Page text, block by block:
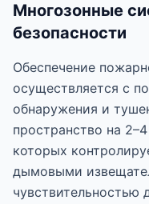
Многозонные
безопасности
Обеспечение
осуществляется с
обнаружения и
пространство на
которых
дымовыми
чувствительностью